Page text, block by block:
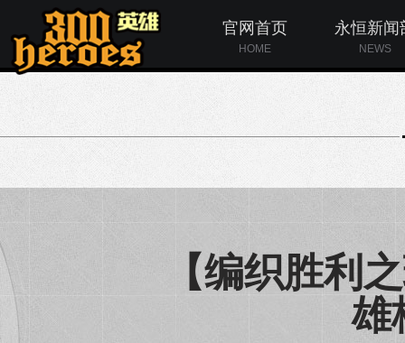
官网首页
HOME
永恒新闻
NEWS
【编织胜利
雄